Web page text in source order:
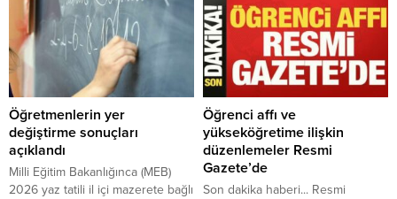
Öğretmenlerin yer
değiştirme sonuçları
açıklandı
Milli Eğitim Bakanlığınca (MEB)
2026 yaz tatili il içi mazerete bağlı
Öğrenci affı ve
yükseköğretime ilişkin
düzenlemeler Resmi
Gazete’de
Son dakika haberi... Resmi